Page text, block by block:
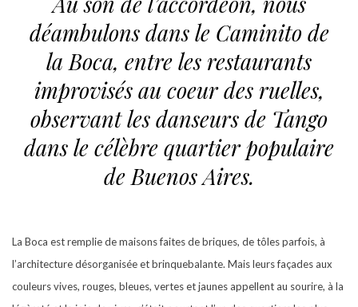
déambulons dans le Caminito de
la Boca, entre les restaurants
improvisés au coeur des ruelles,
observant les danseurs de Tango
dans le célèbre quartier populaire
de Buenos Aires.
La Boca est remplie de maisons faites de briques, de tôles parfois, à
l’architecture désorganisée et brinquebalante. Mais leurs façades aux
couleurs vives, rouges, bleues, vertes et jaunes appellent au sourire, à la